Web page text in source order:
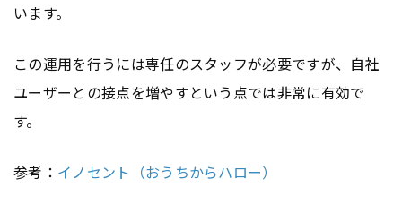
います。
この運用を行うには専任のスタッフが必要ですが、自社
ユーザーとの接点を増やすという点では非常に有効で
す。
参考： イノセント（おうちからハロー）